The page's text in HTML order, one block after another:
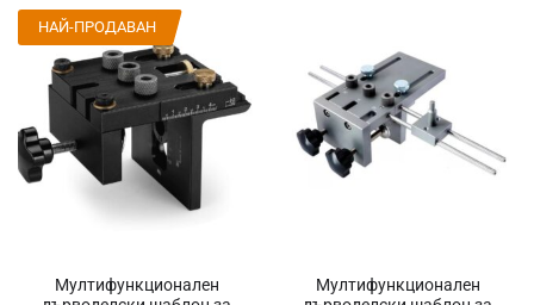
Мултифункционален
НАЙ-ПРОДАВАН
Мултифункционален